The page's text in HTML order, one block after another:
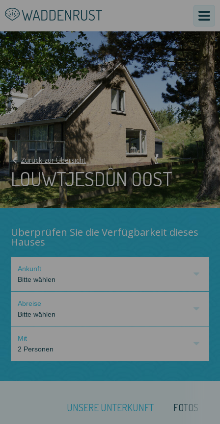
Zurück zur Übersicht
LOUWTJESDÛN OOST
Uberprüfen Sie die Verfügbarkeit dieses
Hauses
Ankunft
Bitte wählen
Abreise
Bitte wählen
Mit
2 Personen
UNSERE UNTERKUNFT FOTOS